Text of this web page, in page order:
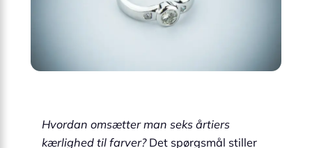
Hvordan omsætter man seks årtiers
kærlighed til farver?Det spørgsmål stiller